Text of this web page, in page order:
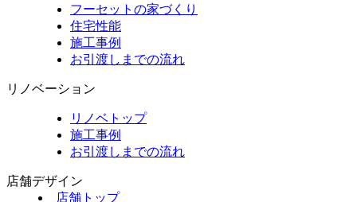
フーセットの家づくり
住宅性能
施工事例
お引渡しまでの流れ
リノベーション
リノベトップ
施工事例
お引渡しまでの流れ
店舗デザイン
店舗トップ